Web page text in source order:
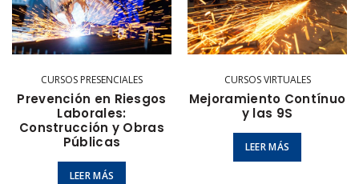
CURSOS PRESENCIALES
Prevención en Riesgos
Laborales:
Construcción y Obras
Públicas
LEER MÁS
CURSOS VIRTUALES
Mejoramiento Contínuo
y las 9S
LEER MÁS